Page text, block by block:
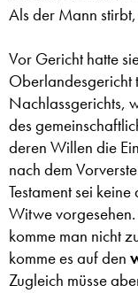
Als der Mann
Vor Gericht hatte
Oberlandesgericht
Nachlassgerichts,
des
deren Willen die
nach dem
Testament sei
Witwe vorgesehen.
komme man nicht
komme es auf den
Zugleich müsse